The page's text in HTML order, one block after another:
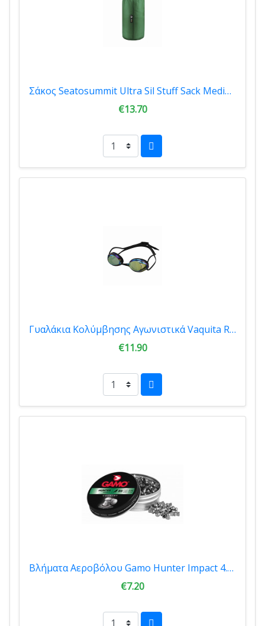
Σάκος Seatosummit Ultra Sil Stuff Sack Medium 9Lt Green
€13.70
Γυαλάκια Κολύμβησης Αγωνιστικά Vaquita Ray Gold 66500
€11.90
Βλήματα Αεροβόλου Gamo Hunter Impact 4.5mm 500tmx
€7.20